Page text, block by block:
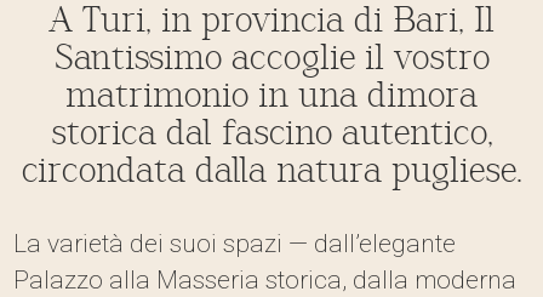
A Turi, in provincia di Bari, Il
Santissimo accoglie il vostro
matrimonio in una dimora
storica dal fascino autentico,
circondata dalla natura pugliese.
La varietà dei suoi spazi — dall’elegante
Palazzo alla Masseria storica, dalla moderna